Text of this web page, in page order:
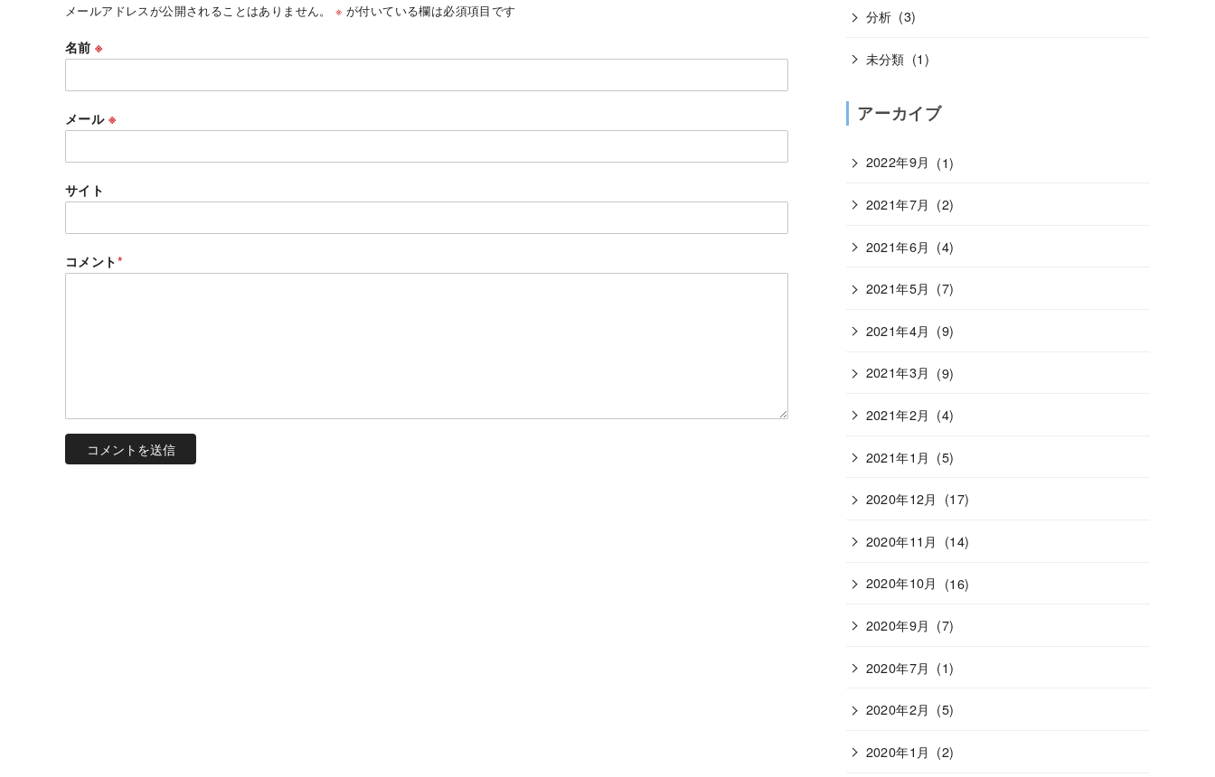
メールアドレスが公開されることはありません。 ※ が付いている欄は必須項目です
名前※
メール ※
サイト
コメント*
分析 (3)
未分類 (1)
アーカイブ
2022年9月 (1)
2021年7月 (2)
2021年6月 (4)
2021年5月 (7)
2021年4月 (9)
2021年3月 (9)
2021年2月 (4)
2021年1月 (5)
2020年12月 (17)
2020年11月 (14)
2020年10月 (16)
2020年9月 (7)
2020年7月 (1)
2020年2月 (5)
2020年1月 (2)